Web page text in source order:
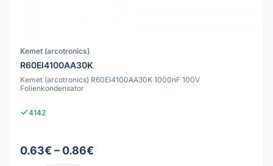
Kemet (arcotronics)
R60EI4100AA30K
Kemet (arcotronics) R60EI4100AA30K 1000nF 100V
Folienkondensator
4142
0.63€ – 0.86€